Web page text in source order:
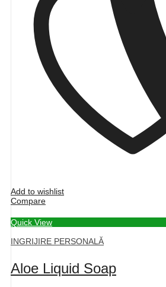
Add to wishlist
Compare
Quick View
INGRIJIRE PERSONALĂ
Aloe Liquid Soap